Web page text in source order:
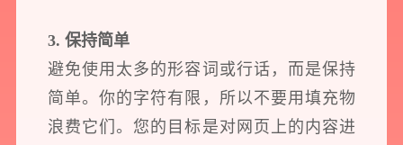
您希望： 预约面谈
3. 保持简单
避免使用太多的形容词或行话，而是保持
简单。你的字符有限，所以不要用填充物
浪费它们。您的目标是对网页上的内容进